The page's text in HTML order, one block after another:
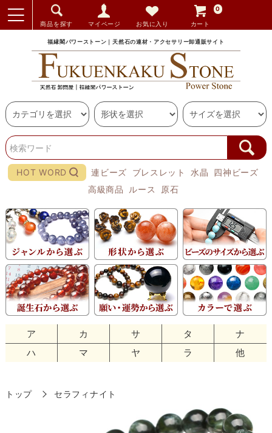
商品を探す マイページ お気に入り カート
0
福縁閣パワーストーン｜天然石の連材・アクセサリー卸通販サイト
HOT WORD 連ビーズ ブレスレット 水晶
四神ビーズ
高級商品
ルース 原石
ア カ サ タ
ナ
ハ
マ ヤ ラ 他
トップ セラフィナイト